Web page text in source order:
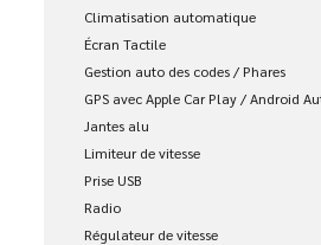
Climatisation automatique
Écran Tactile
Gestion auto des codes / Phares
GPS avec Apple Car Play / Android
Jantes alu
Limiteur de vitesse
Prise USB
Radio
Régulateur de vitesse